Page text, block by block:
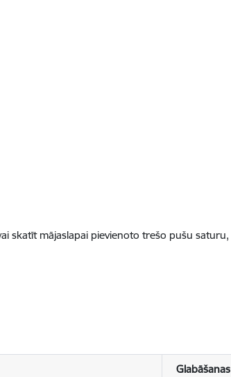
skatīt mājaslapai pievienoto trešo pušu saturu,
Glabāšanas